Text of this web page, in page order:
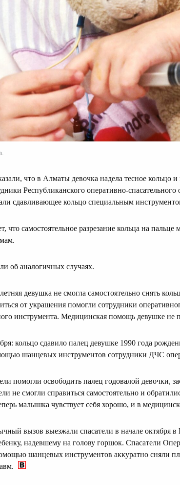
что в Алматы девочка надела тесное кольцо и
Республиканского оперативно-
сдавливающее кольцо специальным
что самостоятельное разрезание кольца на
об аналогичных случаях.
девушка не смогла самостоятельно снять
от украшения помогли сотрудники
инструмента. Медицинская помощь девушке не
кольцо сдавило палец девушке 1990 года
шанцевых инструментов сотрудники ДЧС
помогли освободить палец годовалой девочки,
не смогли справиться самостоятельно и
малышка чувствует себя хорошо, и в
вызов выезжали спасатели в начале октября
надевшему на голову горшок. Спасатели
шанцевых инструментов аккуратно сняли